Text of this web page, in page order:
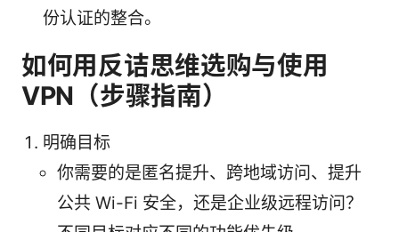
份认证的整合。
如何用反诘思维选购与使用
VPN（步骤指南）
明确目标
你需要的是匿名提升、跨地域访问、提升
公共 Wi-Fi 安全，还是企业级远程访问？